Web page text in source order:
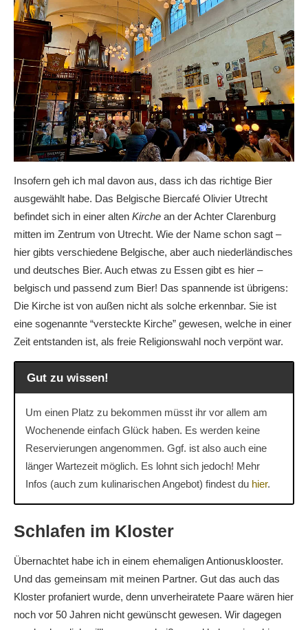
Insofern geh ich mal davon aus, dass ich das richtige Bier
ausgewählt habe. Das Belgische Biercafé Olivier Utrecht
befindet sich in einer alten Kirche an der Achter Clarenburg
mitten im Zentrum von Utrecht. Wie der Name schon sagt –
hier gibts verschiedene Belgische, aber auch niederländisches
und deutsches Bier. Auch etwas zu Essen gibt es hier –
belgisch und passend zum Bier! Das spannende ist übrigens:
Die Kirche ist von außen nicht als solche erkennbar. Sie ist
eine sogenannte “versteckte Kirche” gewesen, welche in einer
Zeit entstanden ist, als freie Religionswahl noch verpönt war.
Gut zu wissen!
Um einen Platz zu bekommen müsst ihr vor allem am
Wochenende einfach Glück haben. Es werden keine
Reservierungen angenommen. Ggf. ist also auch eine
länger Wartezeit möglich. Es lohnt sich jedoch! Mehr
Infos (auch zum kulinarischen Angebot) findest du hier.
Schlafen im Kloster
Übernachtet habe ich in einem ehemaligen Antionusklooster.
Und das gemeinsam mit meinen Partner. Gut das auch das
Kloster profaniert wurde, denn unverheiratete Paare wären hier
noch vor 50 Jahren nicht gewünscht gewesen. Wir dagegen